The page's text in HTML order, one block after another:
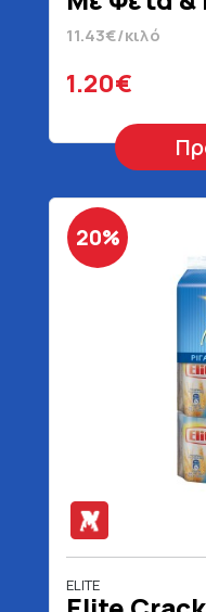
11.43€/κιλό
1.20€
20%
ELITE